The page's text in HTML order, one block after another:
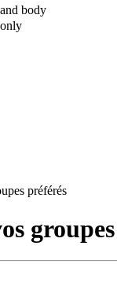
body
préférés